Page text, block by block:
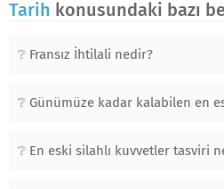
Tarih konusundaki bazı
Fransız İhtilali nedir?
Günümüze kadar kalabilen en
En eski silahlı kuvvetler tasviri